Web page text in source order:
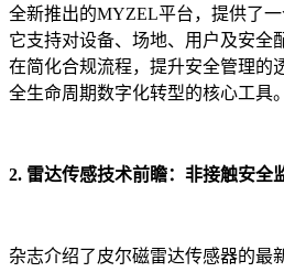
全新推出的MYZEL平台，提供了一
它支持对设备、场地、用户及安全
在简化合规流程，提升安全管理的
全生命周期数字化转型的核心工具。
2. 雷达传感技术前瞻：非接触安全
杂志介绍了皮尔磁雷达传感器的最